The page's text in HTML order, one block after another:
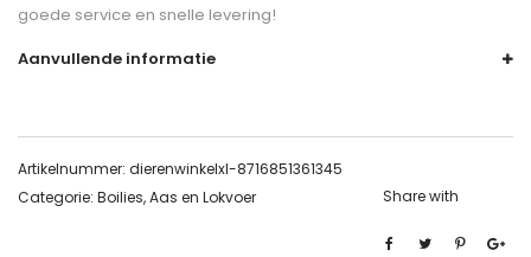
goede service en snelle levering!
Aanvullende informatie
Artikelnummer: dierenwinkelxl-8716851361345
Categorie: Boilies, Aas en Lokvoer Share with